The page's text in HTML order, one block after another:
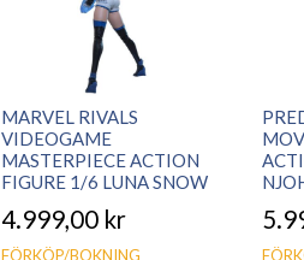
MARVEL RIVALS
VIDEOGAME
MASTERPIECE ACTION
FIGURE 1/6 LUNA SNOW
4.999,00 kr
FÖRKÖP/BOKNING